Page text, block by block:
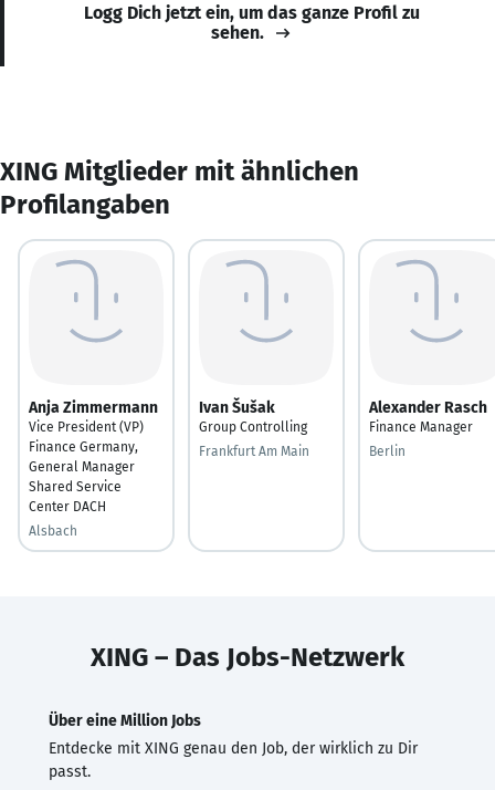
Logg Dich jetzt ein, um das ganze Profil zu
sehen.
XING Mitglieder mit ähnlichen
Profilangaben
Anja Zimmermann
Vice President (VP)
Finance Germany,
General Manager
Shared Service
Center DACH
Alsbach
Ivan Šušak
Group Controlling
Frankfurt Am Main
Alexander Rasch
Finance Manager
Berlin
XING – Das Jobs-Netzwerk
Über eine Million Jobs
Entdecke mit XING genau den Job, der wirklich zu Dir
passt.